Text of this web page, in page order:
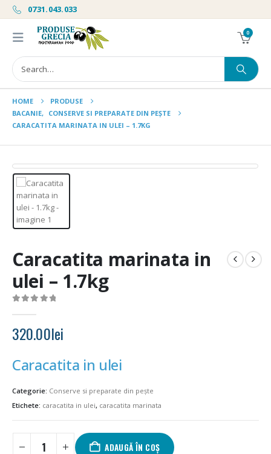
0731.043.033
0
HOME
PRODUSE
BACANIE, CONSERVE SI PREPARATE DIN PEȘTE
CARACATITA MARINATA IN ULEI – 1.7KG
Caracatita marinata in
ulei – 1.7kg
320.00lei
Caracatita in ulei
Categorie: Conserve si preparate din pește
Etichete: caracatita in ulei, caracatita marinata
ADAUGĂ ÎN COȘ